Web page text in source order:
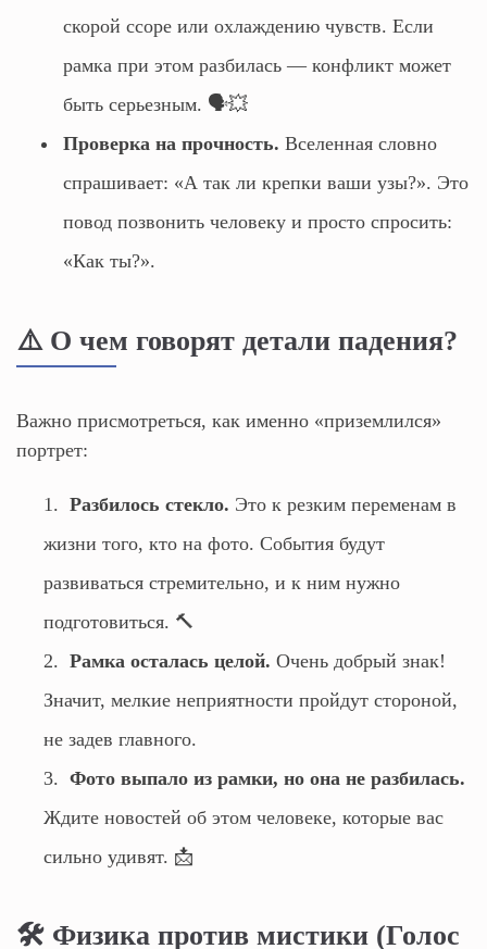
скорой ссоре или охлаждению чувств. Если
рамка при этом разбилась — конфликт может
быть серьезным. 🗣️💥
Проверка на прочность. Вселенная словно
спрашивает: «А так ли крепки ваши узы?». Это
повод позвонить человеку и просто спросить:
«Как ты?».
⚠️ О чем говорят детали падения?
Важно присмотреться, как именно «приземлился»
портрет:
Разбилось стекло. Это к резким переменам в
жизни того, кто на фото. События будут
развиваться стремительно, и к ним нужно
подготовиться. 🔨
Рамка осталась целой. Очень добрый знак!
Значит, мелкие неприятности пройдут стороной,
не задев главного.
Фото выпало из рамки, но она не разбилась.
Ждите новостей об этом человеке, которые вас
сильно удивят. 📩
🛠️ Физика против мистики (Голос